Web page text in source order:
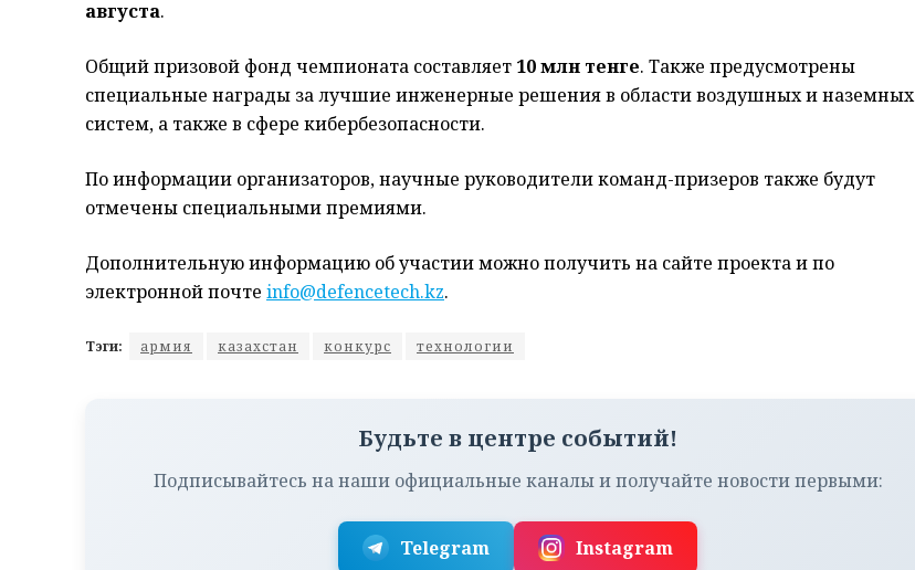
августа.
Общий призовой фонд чемпионата составляет 10 млн тенге. Также предусмотрены
специальные награды за лучшие инженерные решения в области воздушных и наземных
систем, а также в сфере кибербезопасности.
По информации организаторов, научные руководители команд-призеров также будут
отмечены специальными премиями.
Дополнительную информацию об участии можно получить на сайте проекта и по
электронной почте info@defencetech.kz.
Тэги: армия казахстан конкурс технологии
Будьте в центре событий!
Подписывайтесь на наши официальные каналы и получайте новости первыми:
Telegram Instagram